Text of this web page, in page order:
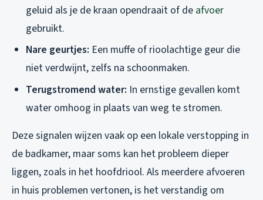
geluid als je de kraan opendraait of de afvoer
gebruikt.
Nare geurtjes: Een muffe of rioolachtige geur die
niet verdwijnt, zelfs na schoonmaken.
Terugstromend water: In ernstige gevallen komt
water omhoog in plaats van weg te stromen.
Deze signalen wijzen vaak op een lokale verstopping in
de badkamer, maar soms kan het probleem dieper
liggen, zoals in het hoofdriool. Als meerdere afvoeren
in huis problemen vertonen, is het verstandig om